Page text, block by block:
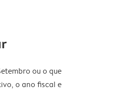
ou o que
o ano fiscal e